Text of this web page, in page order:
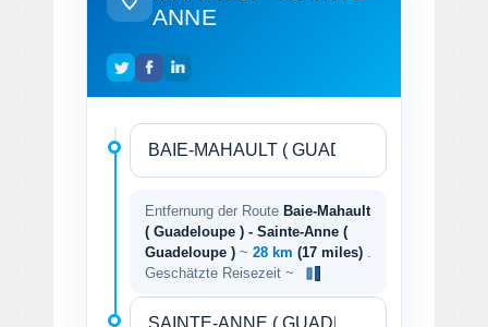
ANNE
Entfernung der Route Baie-Mahault
( Guadeloupe ) - Sainte-Anne (
Guadeloupe ) ~ 28 km (17 miles)
Geschätzte Reisezeit ~